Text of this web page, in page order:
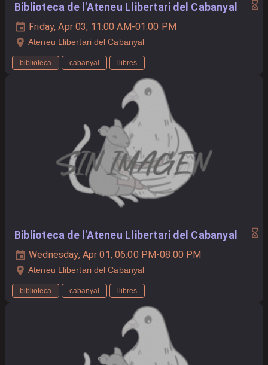
Biblioteca de l'Ateneu Llibertari del Cabanyal
Friday, Apr 03, 11:00 AM-01:00 PM
Ateneu Llibertari del Cabanyal
biblioteca cabanyal llibres
Biblioteca de l'Ateneu Llibertari del Cabanyal
Wednesday, Apr 01, 06:00 PM-08:00 PM
Ateneu Llibertari del Cabanyal
biblioteca cabanyal llibres